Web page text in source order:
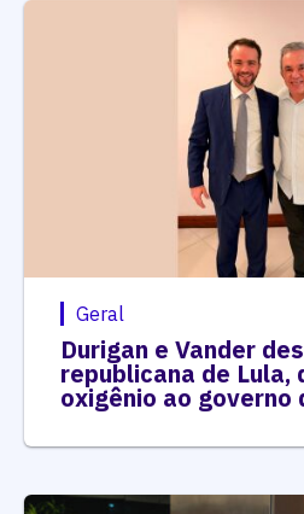
Geral
Durigan e Vander
republicana de Lula,
oxigênio ao governo